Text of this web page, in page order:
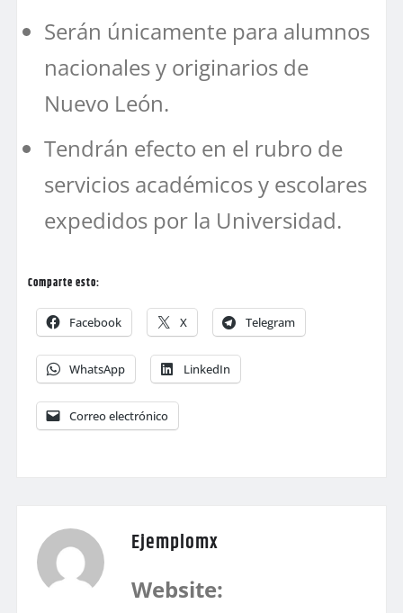
Serán únicamente para alumnos
nacionales y originarios de
Nuevo León.
Tendrán efecto en el rubro de
servicios académicos y escolares
expedidos por la Universidad.
Comparte esto:
Facebook X Telegram
WhatsApp LinkedIn
Correo electrónico
Ejemplomx
Website: